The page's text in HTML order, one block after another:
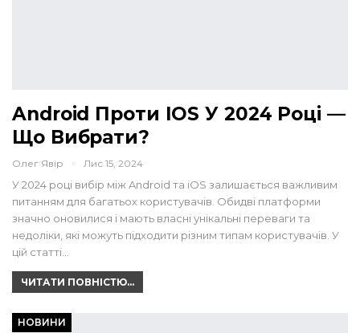
Android Проти IOS У 2024 Році —
Що Вибрати?
Олег Явір Лис 15, 2024
У 2024 році вибір між Android та iOS залишається важливим
питанням для багатьох користувачів. Обидві платформи
значно оновилися і мають власні унікальні переваги та
недоліки, які можуть підходити різним типам користувачів. У
цій статті…
ЧИТАТИ ПОВНІСТЮ...
НОВИНИ